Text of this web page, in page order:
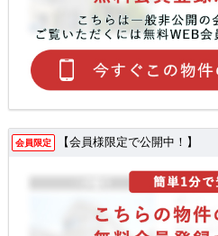
会員限定 【会員様限定で公開中！】